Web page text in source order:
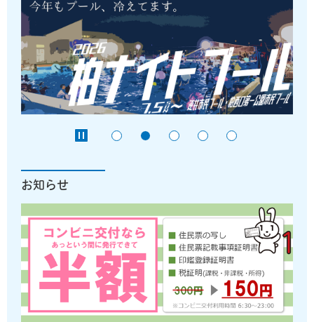
お知らせ